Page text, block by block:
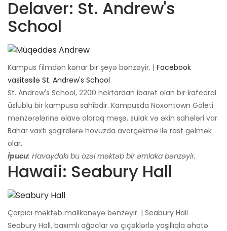
Delaver: St. Andrew's
School
Kampus filmdən kənar bir şeyə bənzəyir. | Facebook
vasitəsilə St. Andrew's School
St. Andrew's School, 2200 hektardan ibarət olan bir kafedral
üslublu bir kampusa sahibdir. Kampusda Noxontown Göleti
mənzərələrinə əlavə olaraq meşə, sulak və əkin sahələri var.
Bahar vaxtı şagirdlərə hovuzda avarçəkmə ilə rast gəlmək
olar.
İpucu: Havaydakı bu özəl məktəb bir əmlaka bənzəyir.
Hawaii: Seabury Hall
Çarpıcı məktəb malikanəyə bənzəyir. | Seabury Hall
Seabury Hall, baxımlı ağaclar və çiçəklərlə yaşıllıqla əhatə